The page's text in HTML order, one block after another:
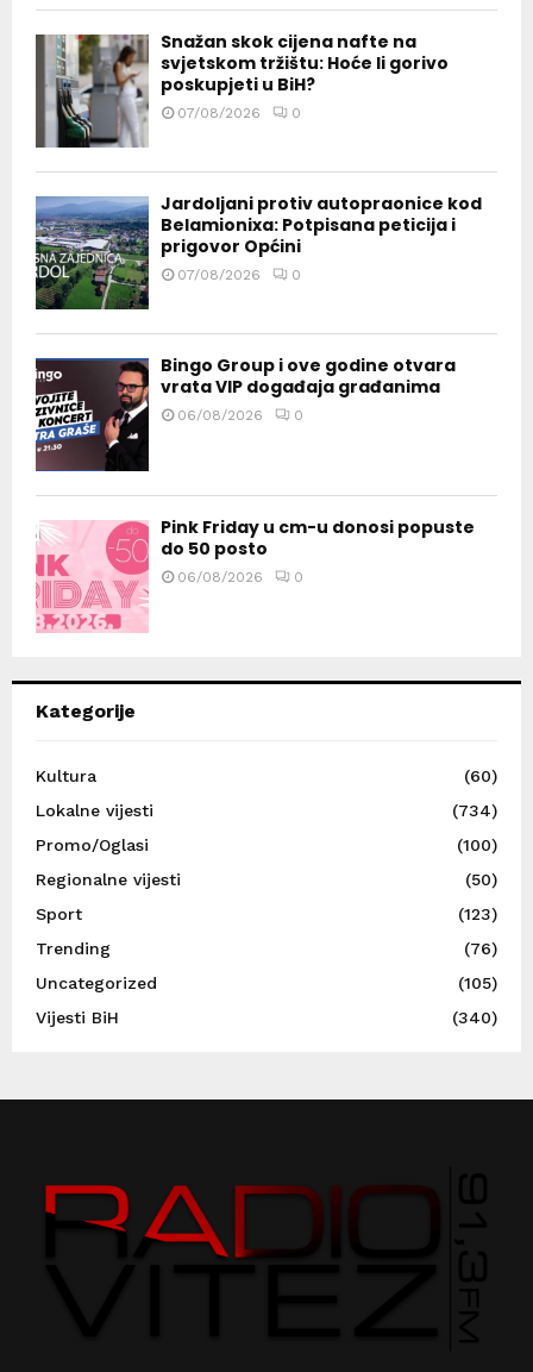
Snažan skok cijena nafte na
svjetskom tržištu: Hoće li gorivo
poskupjeti u BiH?
07/08/2026 0
Jardoljani protiv autopraonice kod
Belamionixa: Potpisana peticija i
prigovor Općini
07/08/2026 0
Bingo Group i ove godine otvara
vrata VIP događaja građanima
06/08/2026 0
Pink Friday u cm-u donosi popuste
do 50 posto
06/08/2026 0
Kategorije
Kultura
(60)
Lokalne vijesti
(734)
Promo/Oglasi
(100)
Regionalne vijesti
(50)
Sport
(123)
Trending
(76)
Uncategorized
(105)
Vijesti BiH
(340)